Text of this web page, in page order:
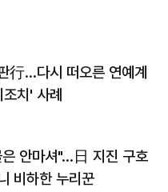
行…다시 떠오른 연예계
치' 사례
안마셔"…日 지진 구호
비하한 누리꾼